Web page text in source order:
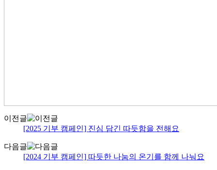
이전글
[2025 기부 캠페인] 진심 담긴 따듯함을 전해요
다음글
[2024 기부 캠페인] 따듯한 나눔의 온기를 함께 나눠요